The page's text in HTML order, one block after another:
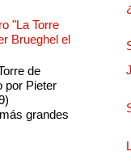
"La Torre
Brueghel el
de
por Pieter
grandes